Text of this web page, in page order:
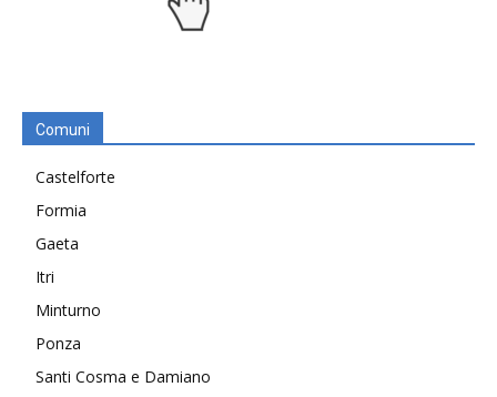
Comuni
Castelforte
Formia
Gaeta
Itri
Minturno
Ponza
Santi Cosma e Damiano